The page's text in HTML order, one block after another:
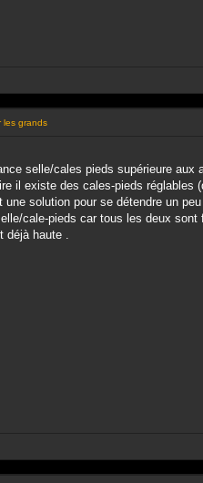
les grands
selle/cales pieds supérieure aux
il existe des cales-pieds réglables
solution pour se détendre un
cale-pieds car tous les deux
déjà haute .